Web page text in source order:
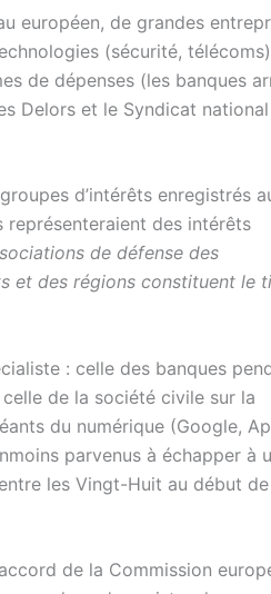
européen, de grandes
(sécurité,
de dépenses (les banques
Delors et le Syndicat
d’intérêts enregistrés
représenteraient des intérêts
de défense des
et des régions constituent le
: celle des banques
de la société civile sur la
du numérique (Google,
parvenus à échapper à
les Vingt-Huit au début de
de la Commission